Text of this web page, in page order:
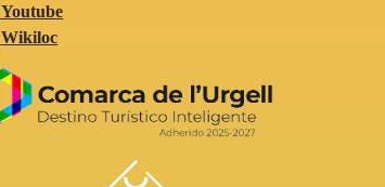
Youtube
Wikiloc